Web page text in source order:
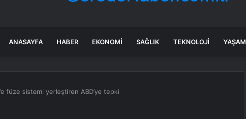
ANASAYFA HABER EKONOMI SAĞLIK TEKNOLOJI YAŞAM
füze sistemi yerleştiren ABD’ye tepki